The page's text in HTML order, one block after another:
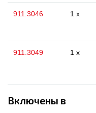
911.3046 1 x
911.3049 1 x
Включены в